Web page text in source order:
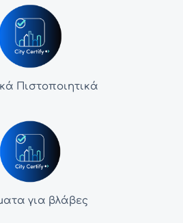
Πιστοποιητικά
για βλάβες